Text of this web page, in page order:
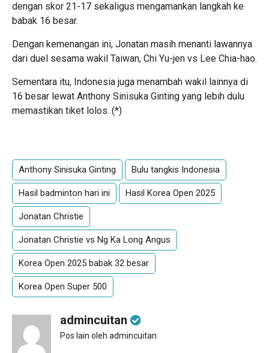
dengan skor 21-17 sekaligus mengamankan langkah ke
babak 16 besar.
Dengan kemenangan ini, Jonatan masih menanti lawannya
dari duel sesama wakil Taiwan, Chi Yu-jen vs Lee Chia-hao.
Sementara itu, Indonesia juga menambah wakil lainnya di
16 besar lewat Anthony Sinisuka Ginting yang lebih dulu
memastikan tiket lolos. (*)
Anthony Sinisuka Ginting Bulu tangkis Indonesia
Hasil badminton hari ini Hasil Korea Open 2025
Jonatan Christie
Jonatan Christie vs Ng Ka Long Angus
Korea Open 2025 babak 32 besar
Korea Open Super 500
admincuitan
Pos lain oleh admincuitan